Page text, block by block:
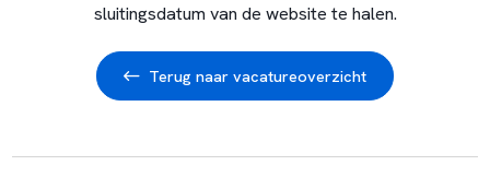
sluitingsdatum van de website te halen.
Terug naar vacatureoverzicht